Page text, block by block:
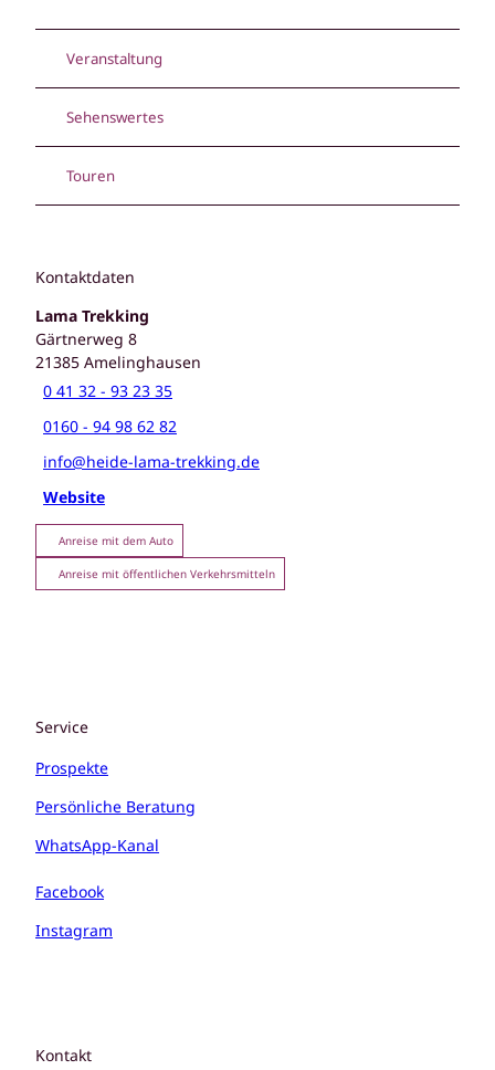
Veranstaltung
Sehenswertes
Touren
Kontaktdaten
Lama Trekking
Gärtnerweg 8
21385 Amelinghausen
0 41 32 - 93 23 35
0160 - 94 98 62 82
info@heide-lama-trekking.de
Website
Anreise mit dem Auto
Anreise mit öffentlichen Verkehrsmitteln
Service
Prospekte
Persönliche Beratung
WhatsApp-Kanal
Facebook
Instagram
Kontakt